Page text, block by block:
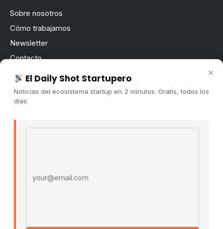
Sobre nosotros
Cómo trabajamos
Newsletter
Contacto
Publicidad
Convocatorias
×
El Daily Shot Startupero
Noticias del ecosistema startup en 2 minutos. Gratis, todos los
días.